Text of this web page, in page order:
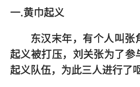
一.黄巾起义
东汉末年，有个人叫张
起义被打压，刘关张为了参
起义队伍，为此三人进行了